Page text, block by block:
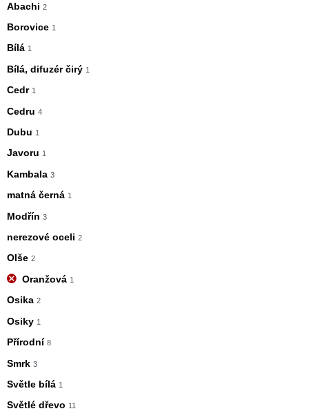
Abachi 2
Borovice 1
Bílá 1
Bílá, difuzér čirý 1
Cedr 1
Cedru 4
Dubu 1
Javoru 1
Kambala 3
matná černá 1
Modřín 3
nerezové oceli 2
Olše 2
Oranžová 1
Osika 2
Osiky 1
Přírodní 8
Smrk 3
Světle bílá 1
Světlé dřevo 11